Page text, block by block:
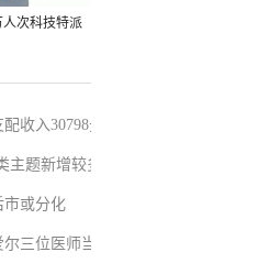
次科技特派
收入30798元
主题新增较多
市或分化
三位医师当